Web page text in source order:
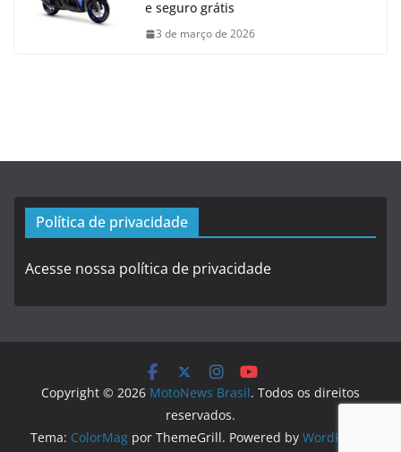
e seguro grátis
3 de março de 2026
Política de privacidade
Acesse nossa política de privacidade
Copyright © 2026 MotoNews Brasil. Todos os direitos
reservados.
Tema: ColorMag por ThemeGrill. Powered by WordPress